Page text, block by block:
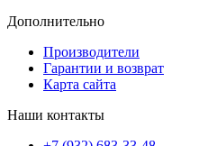
Дополнительно
Производители
Гарантии и возврат
Карта сайта
Наши контакты